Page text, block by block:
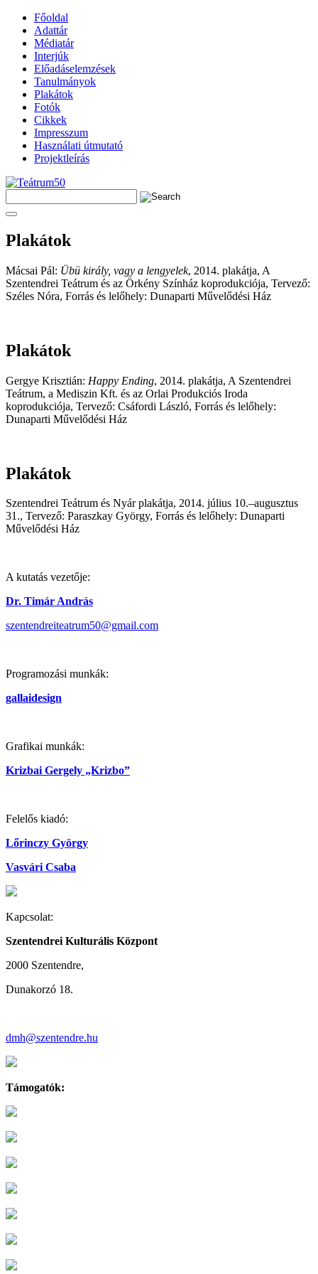
Főoldal
Adattár
Médiatár
Interjúk
Előadáselemzések
Tanulmányok
Plakátok
Fotók
Cikkek
Impresszum
Használati útmutató
Projektleírás
Plakátok
Mácsai Pál: Übü király, vagy a lengyelek, 2014. plakátja, A
Szentendrei Teátrum és az Örkény Színház koprodukciója, Tervező:
Széles Nóra, Forrás és lelőhely: Dunaparti Művelődési Ház
Plakátok
Gergye Krisztián: Happy Ending, 2014. plakátja, A Szentendrei
Teátrum, a Mediszin Kft. és az Orlai Produkciós Iroda
koprodukciója, Tervező: Csáfordi László, Forrás és lelőhely:
Dunaparti Művelődési Ház
Plakátok
Szentendrei Teátrum és Nyár plakátja, 2014. július 10.–augusztus
31., Tervező: Paraszkay György, Forrás és lelőhely: Dunaparti
Művelődési Ház
A kutatás vezetője:
Dr. Timár András
szentendreiteatrum50@gmail.com
Programozási munkák:
gallaidesign
Grafikai munkák:
Krizbai Gergely „Krizbo”
Felelős kiadó:
Lőrinczy György
Vasvári Csaba
Kapcsolat:
Szentendrei Kulturális Központ
2000 Szentendre,
Dunakorzó 18.
dmh@szentendre.hu
Támogatók: